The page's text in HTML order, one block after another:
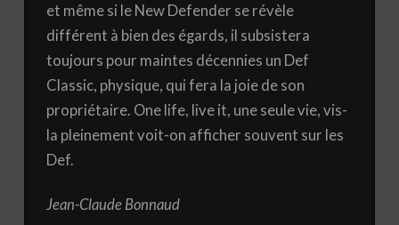
et même si le New Defender se révèle
différent à bien des égards, il subsistera
toujours pour maintes décennies un Def
Classic, physique, qui fera la joie de son
propriétaire. One life, live it, une seule vie, vis-
la pleinement voit-on afficher souvent sur les
Def.
Jean-Claude Bonnaud